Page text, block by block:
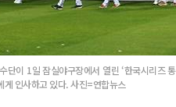
단이 1일 잠실야구장에서 열린 ‘한국시리즈 통
게 인사하고 있다. 사진=연합뉴스